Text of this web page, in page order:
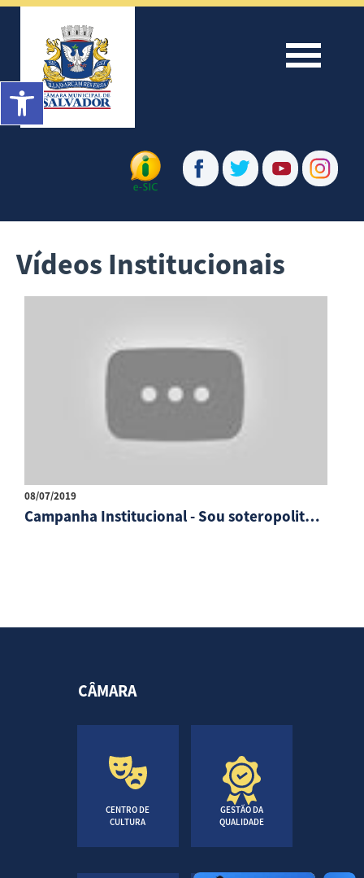
Menu
Vídeos Institucionais
08/07/2019
Campanha Institucional - Sou soteropolitano
CÂMARA
CENTRO DE
CULTURA
GESTÃO DA
QUALIDADE
Barra de Ferramentas Aberta